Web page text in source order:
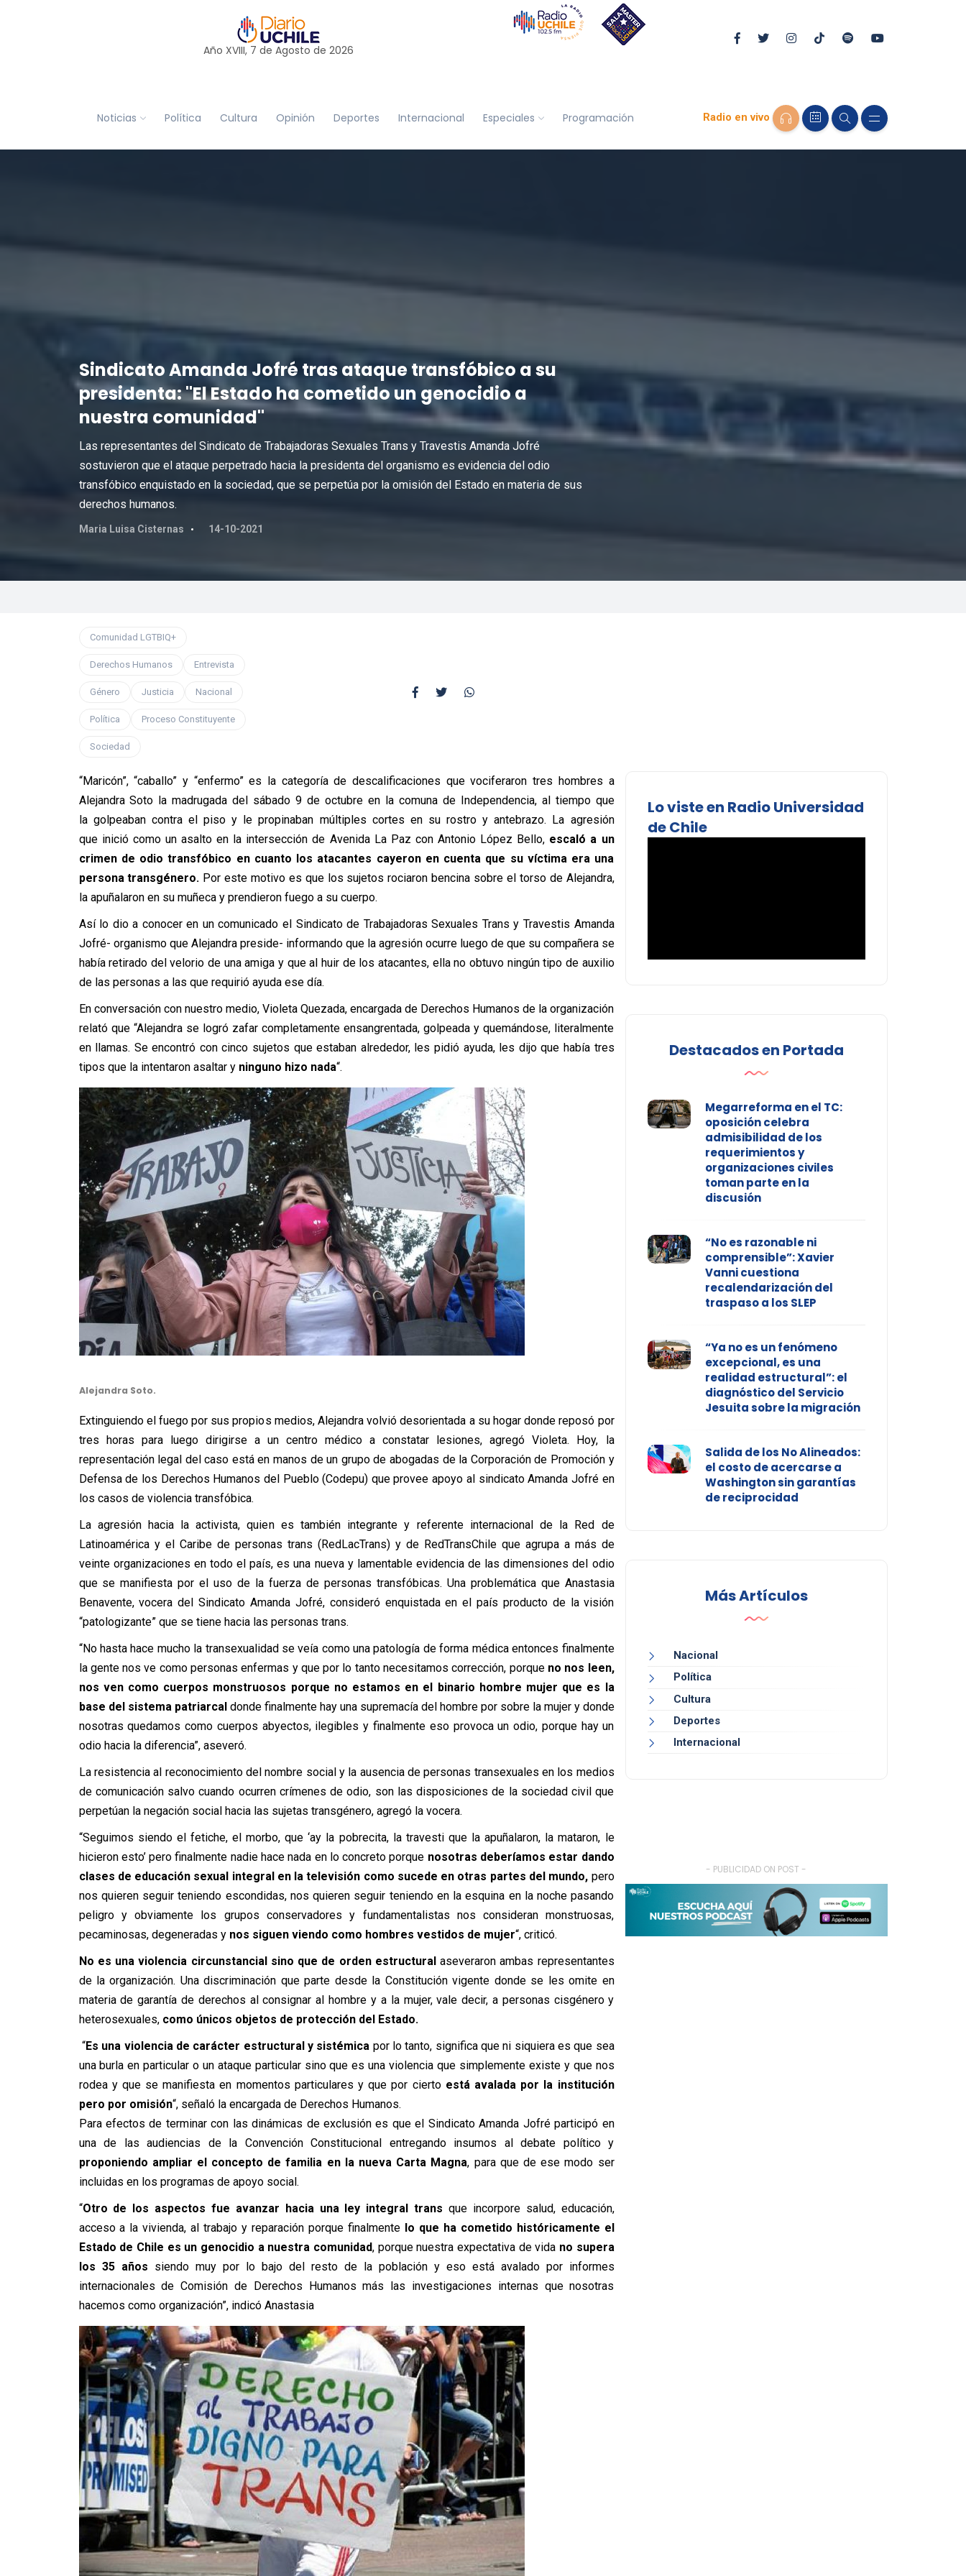
Año XVIII, 7 de Agosto de 2026
Noticias Política Cultura Opinión Deportes Internacional Especiales Programación Radio en vivo
Sindicato Amanda Jofré tras ataque transfóbico a su
presidenta: "El Estado ha cometido un genocidio a
nuestra comunidad"
Las representantes del Sindicato de Trabajadoras Sexuales Trans y Travestis Amanda Jofré
sostuvieron que el ataque perpetrado hacia la presidenta del organismo es evidencia del odio
transfóbico enquistado en la sociedad, que se perpetúa por la omisión del Estado en materia de sus
derechos humanos.
Maria Luisa Cisternas 14-10-2021
Comunidad LGTBIQ+
Derechos Humanos Entrevista
Género Justicia Nacional
Política Proceso Constituyente
Sociedad
“Maricón”, “caballo” y “enfermo” es la categoría de descalificaciones que vociferaron tres hombres a
Alejandra Soto la madrugada del sábado 9 de octubre en la comuna de Independencia, al tiempo que
la golpeaban contra el piso y le propinaban múltiples cortes en su rostro y antebrazo. La agresión
que inició como un asalto en la intersección de Avenida La Paz con Antonio López Bello, escaló a un
crimen de odio transfóbico en cuanto los atacantes cayeron en cuenta que su víctima era una
persona transgénero. Por este motivo es que los sujetos rociaron bencina sobre el torso de Alejandra,
la apuñalaron en su muñeca y prendieron fuego a su cuerpo.
Así lo dio a conocer en un comunicado el Sindicato de Trabajadoras Sexuales Trans y Travestis Amanda
Jofré- organismo que Alejandra preside- informando que la agresión ocurre luego de que su compañera se
había retirado del velorio de una amiga y que al huir de los atacantes, ella no obtuvo ningún tipo de auxilio
de las personas a las que requirió ayuda ese día.
En conversación con nuestro medio, Violeta Quezada, encargada de Derechos Humanos de la organización
relató que “Alejandra se logró zafar completamente ensangrentada, golpeada y quemándose, literalmente
en llamas. Se encontró con cinco sujetos que estaban alrededor, les pidió ayuda, les dijo que había tres
tipos que la intentaron asaltar yninguno hizo nada“.
Alejandra Soto.
Extinguiendo el fuego por sus propios medios, Alejandra volvió desorientada a su hogar donde reposó por
tres horas para luego dirigirse a un centro médico a constatar lesiones, agregó Violeta. Hoy, la
representación legal del caso está en manos de un grupo de abogadas de la Corporación de Promoción y
Defensa de los Derechos Humanos del Pueblo (Codepu) que provee apoyo al sindicato Amanda Jofré en
los casos de violencia transfóbica.
La agresión hacia la activista, quien es también integrante y referente internacional de la Red de
Latinoamérica y el Caribe de personas trans (RedLacTrans) y de RedTransChile que agrupa a más de
veinte organizaciones en todo el país, es una nueva y lamentable evidencia de las dimensiones del odio
que se manifiesta por el uso de la fuerza de personas transfóbicas. Una problemática que Anastasia
Benavente, vocera del Sindicato Amanda Jofré, consideró enquistada en el país producto de la visión
“patologizante” que se tiene hacia las personas trans.
“No hasta hace mucho la transexualidad se veía como una patología de forma médica entonces finalmente
la gente nos ve como personas enfermas y que por lo tanto necesitamos corrección, porque no nos leen,
nos ven como cuerpos monstruosos porque no estamos en el binario hombre mujer que es la
base del sistema patriarcaldonde finalmente hay una supremacía del hombre por sobre la mujer y donde
nosotras quedamos como cuerpos abyectos, ilegibles y finalmente eso provoca un odio, porque hay un
odio hacia la diferencia”, aseveró.
La resistencia al reconocimiento del nombre social y la ausencia de personas transexuales en los medios
de comunicación salvo cuando ocurren crímenes de odio, son las disposiciones de la sociedad civil que
perpetúan la negación social hacia las sujetas transgénero, agregó la vocera.
“Seguimos siendo el fetiche, el morbo, que ‘ay la pobrecita, la travesti que la apuñalaron, la mataron, le
hicieron esto’ pero finalmente nadie hace nada en lo concreto porque nosotras deberíamos estar dando
clases de educación sexual integral en la televisión como sucede en otras partes del mundo, pero
nos quieren seguir teniendo escondidas, nos quieren seguir teniendo en la esquina en la noche pasando
peligro y obviamente los grupos conservadores y fundamentalistas nos consideran monstruosas,
pecaminosas, degeneradas y nos siguen viendo como hombres vestidos de mujer“, criticó.
No es una violencia circunstancial sino que de orden estructuralaseveraron ambas representantes
de la organización. Una discriminación que parte desde la Constitución vigente donde se les omite en
materia de garantía de derechos al consignar al hombre y a la mujer, vale decir, a personas cisgénero y
heterosexuales, como únicos objetos de protección del Estado.
“Es una violencia de carácter estructural y sistémica por lo tanto, significa que ni siquiera es que sea
una burla en particular o un ataque particular sino que es una violencia que simplemente existe y que nos
rodea y que se manifiesta en momentos particulares y que por cierto está avalada por la institución
pero por omisión“, señaló la encargada de Derechos Humanos.
Para efectos de terminar con las dinámicas de exclusión es que el Sindicato Amanda Jofré participó en
una de las audiencias de la Convención Constitucional entregando insumos al debate político y
proponiendo ampliar el concepto de familia en la nueva Carta Magna, para que de ese modo ser
incluidas en los programas de apoyo social.
“Otro de los aspectos fue avanzar hacia una ley integral trans que incorpore salud, educación,
acceso a la vivienda, al trabajo y reparación porque finalmentelo que ha cometido históricamente el
Estado de Chile es un genocidio a nuestra comunidad, porque nuestra expectativa de vida no supera
los 35 años siendo muy por lo bajo del resto de la población y eso está avalado por informes
internacionales de Comisión de Derechos Humanos más las investigaciones internas que nosotras
hacemos como organización”, indicó Anastasia
Lo viste en Radio Universidad
de Chile
Destacados en Portada
Megarreforma en el TC:
oposición celebra
admisibilidad de los
requerimientos y
organizaciones civiles
toman parte en la
discusión
“No es razonable ni
comprensible”: Xavier
Vanni cuestiona
recalendarización del
traspaso a los SLEP
“Ya no es un fenómeno
excepcional, es una
realidad estructural”: el
diagnóstico del Servicio
Jesuita sobre la migración
Salida de los No Alineados:
el costo de acercarse a
Washington sin garantías
de reciprocidad
Más Artículos
Nacional
Política
Cultura
Deportes
Internacional
- PUBLICIDAD ON POST -